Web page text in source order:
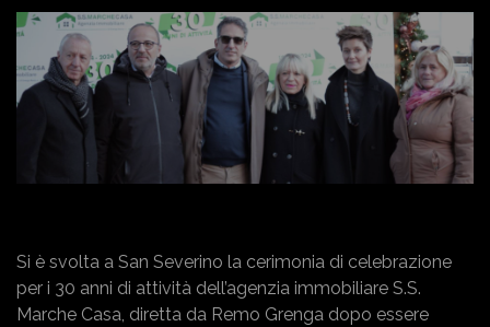
Si è svolta a San Severino la cerimonia di celebrazione
per i 30 anni di attività dell’agenzia immobiliare S.S.
Marche Casa, diretta da Remo Grenga dopo essere